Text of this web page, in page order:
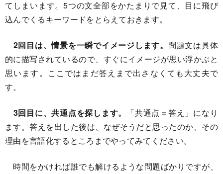
てしまいます。5つの文全部をかたまりで見て、目に飛び
込んでくるキーワードをとらえておきます。
2回目は、情景を一瞬でイメージします。 問題文は具体
的に描写されているので、すぐにイメージが思い浮かぶと
思います。ここではまだ答えまで出さなくても大丈夫で
す。
3回目に、共通点を探します。
「共通点＝答え」になり
ます。答えを出した後は、なぜそうだと思ったのか、その
理由を言語化するところまでやってみてください。
時間をかければ誰でも解けるような問題ばかりですが、